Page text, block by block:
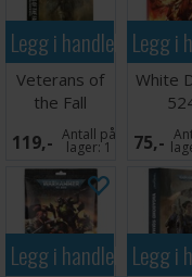
Legg i handlekurven
Veterans of
the Fall
(Paperback)
119,- Antall på
lager:1
Legg i
White
75,-
Legg i handlekurven
Legg i